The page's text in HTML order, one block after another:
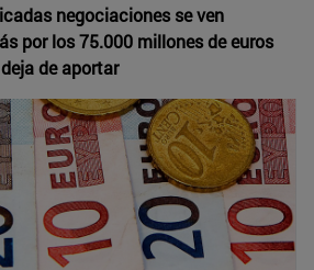
negociaciones se ven
por los 75.000 millones de euros
de aportar